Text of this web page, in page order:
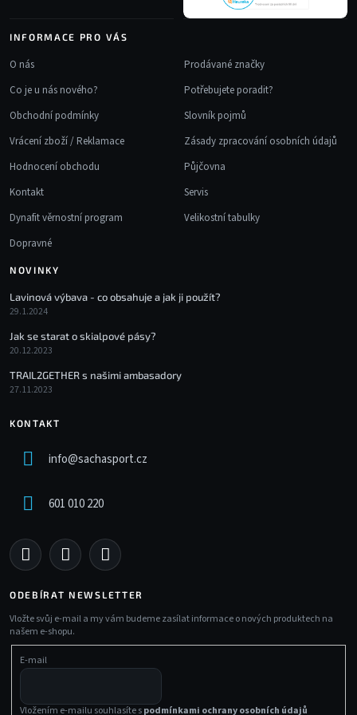
INFORMACE PRO VÁS
O nás
Co je u nás nového?
Obchodní podmínky
Vrácení zboží / Reklamace
Hodnocení obchodu
Kontakt
Dynafit věrnostní program
Dopravné
Prodávané značky
Potřebujete poradit?
Slovník pojmů
Zásady zpracování osobních údajů
Půjčovna
Servis
Velikostní tabulky
NOVINKY
Lavinová výbava - co obsahuje a jak ji použít?
29.1.2024
Jak se starat o skialpové pásy?
20.12.2023
TRAIL2GETHER s našimi ambasadory
27.11.2023
KONTAKT
info@sachasport.cz
601 010 220
ODEBÍRAT NEWSLETTER
Vložte svůj e-mail a my vám budeme zasílat informace o nových produktech na
našem e-shopu.
E-mail
Vložením e-mailu souhlasíte spodmínkami ochrany osobních údajů